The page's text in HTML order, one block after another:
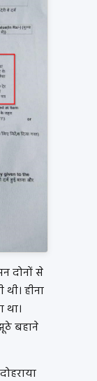
दोनों से
हीना
बहाने